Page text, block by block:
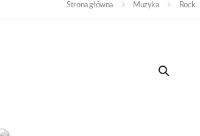
Strona główna Muzyka Rock